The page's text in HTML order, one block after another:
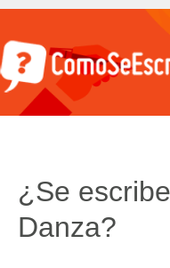
¿Se
Danza?